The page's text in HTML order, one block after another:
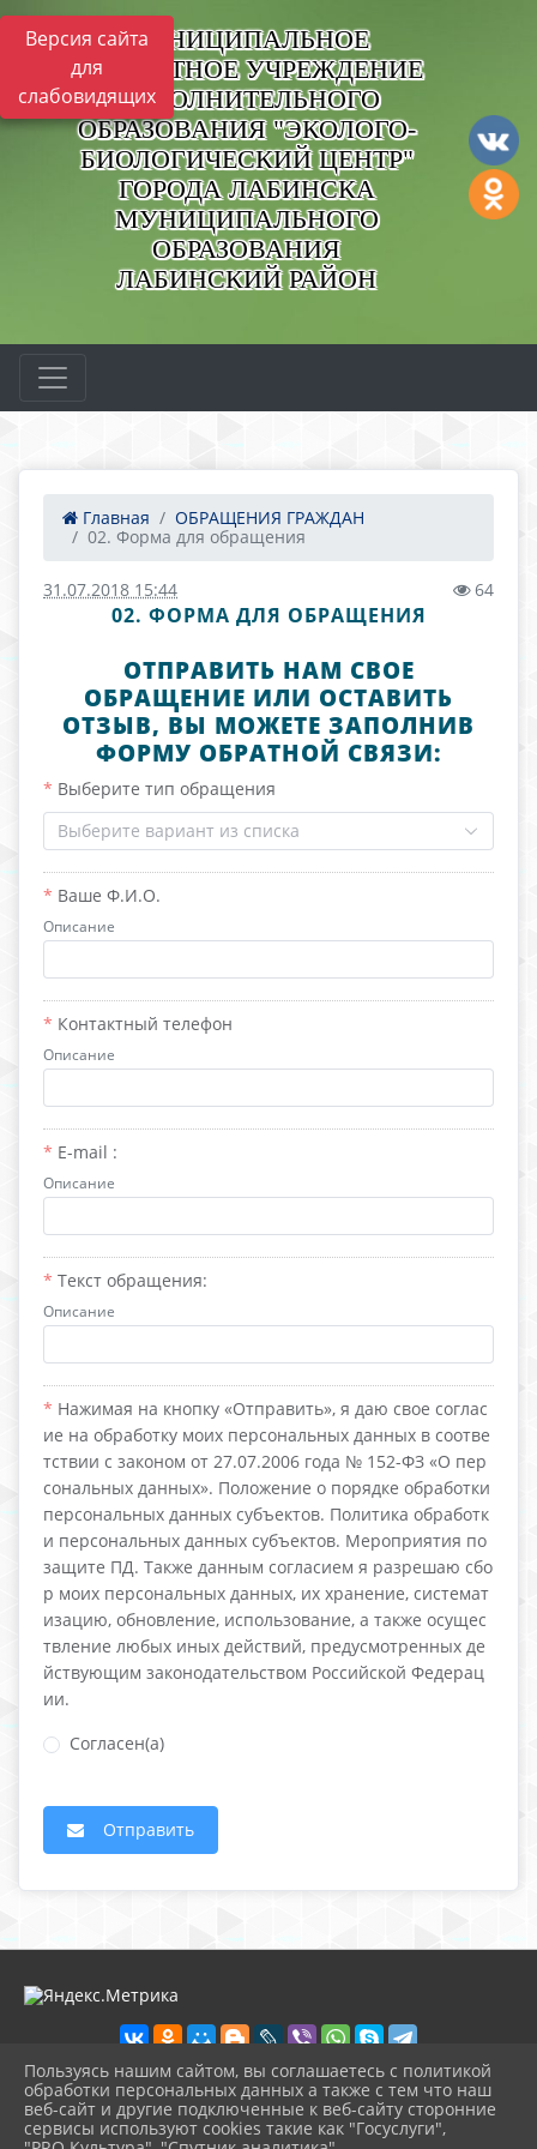
Версия сайта
для
слабовидящих
МУНИЦИПАЛЬНОЕ
БЮДЖЕТНОЕ УЧРЕЖДЕНИЕ
ДОПОЛНИТЕЛЬНОГО
ОБРАЗОВАНИЯ "ЭКОЛОГО-
БИОЛОГИЧЕСКИЙ ЦЕНТР"
ГОРОДА ЛАБИНСКА
МУНИЦИПАЛЬНОГО
ОБРАЗОВАНИЯ
ЛАБИНСКИЙ РАЙОН
Главная
ОБРАЩЕНИЯ ГРАЖДАН
02. Форма для обращения
31.07.2018 15:44 64
02. ФОРМА ДЛЯ ОБРАЩЕНИЯ
ОТПРАВИТЬ НАМ СВОЕ
ОБРАЩЕНИЕ ИЛИ ОСТАВИТЬ
ОТЗЫВ, ВЫ МОЖЕТЕ ЗАПОЛНИВ
ФОРМУ ОБРАТНОЙ СВЯЗИ:
Выберите тип обращения
Выберите вариант из списка
Ваше Ф.И.О.
Описание
Контактный телефон
Описание
E-mail :
Описание
Текст обращения:
Описание
Нажимая на кнопку «Отправить», я даю свое соглас
ие на обработку моих персональных данных в соотве
тствии с законом от 27.07.2006 года № 152-ФЗ «О пер
сональных данных». Положение о порядке обработки
персональных данных субъектов. Политика обработк
и персональных данных субъектов. Мероприятия по
защите ПД. Также данным согласием я разрешаю сбо
р моих персональных данных, их хранение, системат
изацию, обновление, использование, а также осущес
твление любых иных действий, предусмотренных де
йствующим законодательством Российской Федерац
ии.
Согласен(а)
Отправить
2026 г. ecologcentr-labinsk.ru
Вход
Пользуясь нашим сайтом, вы соглашаетесь с политикой
обработки персональных данных а также с тем что наш
веб-сайт и другие подключенные к веб-сайту сторонние
сервисы используют cookies такие как "Госуслуги",